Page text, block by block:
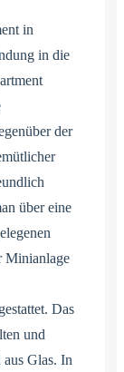
in
in die
der
über eine
Minianlage
Das
und
Glas. In